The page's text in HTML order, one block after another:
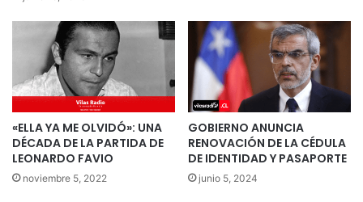
«ELLA YA ME OLVIDÓ»: UNA
DÉCADA DE LA PARTIDA DE
LEONARDO FAVIO
noviembre 5, 2022
GOBIERNO ANUNCIA
RENOVACIÓN DE LA CÉDULA
DE IDENTIDAD Y PASAPORTE
junio 5, 2024